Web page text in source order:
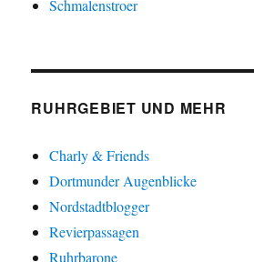
Schmalenstroer
RUHRGEBIET UND MEHR
Charly & Friends
Dortmunder Augenblicke
Nordstadtblogger
Revierpassagen
Ruhrbarone